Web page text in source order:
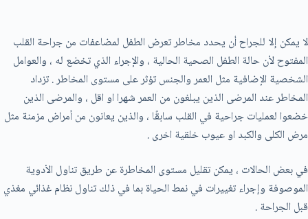
لا يمكن إلا للجراح أن يحدد مخاطر تعرض الطفل لمضاعفات من جراحة القلب
المفتوح لأن حالة الطفل الصحية الحالية ، والإجراء الذي تخضع له ، والعوامل
الشخصية الإضافية مثل العمر والجنس تؤثر على مستوى المخاطر . تزداد
المخاطر عند المرضى الذين يبلغون من العمر شهرا او اقل ، والمرضى الذين
خضعوا لعمليات جراحية في القلب سابقًا ، والذين يعانون من أمراض مزمنة مثل
مرض الكلى والكبد او عيوب خلقية اخرى .
في بعض الحالات ، يمكن تقليل مستوى المخاطرة عن طريق تناول الأدوية
الموصوفة وإجراء تغييرات في نمط الحياة بما في ذلك تناول نظام غذائي مغذي
قبل الجراحة .